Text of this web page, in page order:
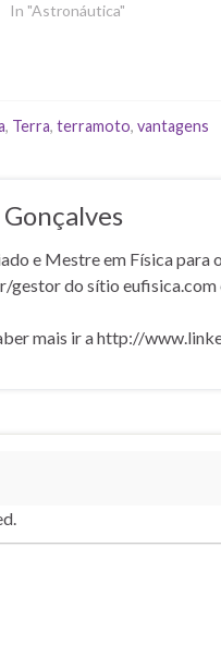
In "Astronáutica"
, Terra, terramoto, vantagens
Gonçalves
e Mestre em Física para
gestor do sítio eufisica.com
mais ir a http://